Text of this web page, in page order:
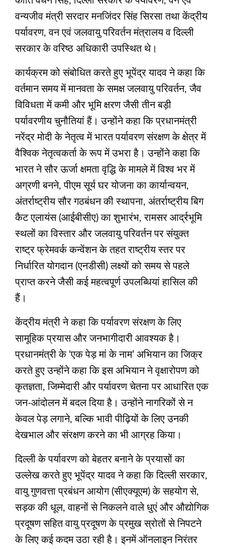
वन्यजीव मंत्री सरदार मनजिंदर सिंह सिरसा तथा केंद्रीय
पर्यावरण, वन एवं जलवायु परिवर्तन मंत्रालय व दिल्ली
सरकार के वरिष्ठ अधिकारी उपस्थित थे।
कार्यक्रम को संबोधित करते हुए भूपेंद्र यादव ने कहा कि
वर्तमान समय में मानवता के समक्ष जलवायु परिवर्तन, जैव
विविधता में कमी और भूमि क्षरण जैसी तीन बड़ी
पर्यावरणीय चुनौतियां हैं। उन्होंने कहा कि प्रधानमंत्री
नरेंद्र मोदी के नेतृत्व में भारत पर्यावरण संरक्षण के क्षेत्र में
वैश्विक नेतृत्वकर्ता के रूप में उभरा है। उन्होंने कहा कि
भारत ने सौर ऊर्जा क्षमता वृद्धि के मामले में विश्व भर में
अग्रणी बनने, पीएम सूर्य घर योजना का कार्यान्वयन,
अंतर्राष्ट्रीय सौर गठबंधन की स्थापना, अंतर्राष्ट्रीय बिग
कैट एलायंस (आईबीसीए) का शुभारंभ, रामसर आर्द्रभूमि
स्थलों का विस्तार और जलवायु परिवर्तन पर संयुक्त
राष्ट्र फ्रेमवर्क कन्वेंशन के तहत राष्ट्रीय स्तर पर
निर्धारित योगदान (एनडीसी) लक्ष्यों को समय से पहले
प्राप्त करने जैसी कई महत्वपूर्ण उपलब्धियां हासिल की
हैं।
केंद्रीय मंत्री ने कहा कि पर्यावरण संरक्षण के लिए
सामूहिक प्रयास और जनभागीदारी आवश्यक है।
प्रधानमंत्री के ‘एक पेड़ मां के नाम’ अभियान का जिक्र
करते हुए उन्होंने कहा कि इस अभियान ने वृक्षारोपण को
कृतज्ञता, जिम्मेदारी और पर्यावरण चेतना पर आधारित एक
जन-आंदोलन में बदल दिया है। उन्होंने नागरिकों से न
केवल पेड़ लगाने, बल्कि भावी पीढ़ियों के लिए उनकी
देखभाल और संरक्षण करने का भी आग्रह किया।
दिल्ली के पर्यावरण को बेहतर बनाने के प्रयासों का
उल्लेख करते हुए भूपेंद्र यादव ने कहा कि दिल्ली सरकार,
वायु गुणवत्ता प्रबंधन आयोग (सीएक्यूएम) के सहयोग से,
सड़क की धूल, वाहनों से निकलने वाले धुएं और औद्योगिक
प्रदूषण सहित वायु प्रदूषण के प्रमुख स्रोतों से निपटने
के लिए कई कदम उठा रही है। इनमें ऑनलाइन निरंतर